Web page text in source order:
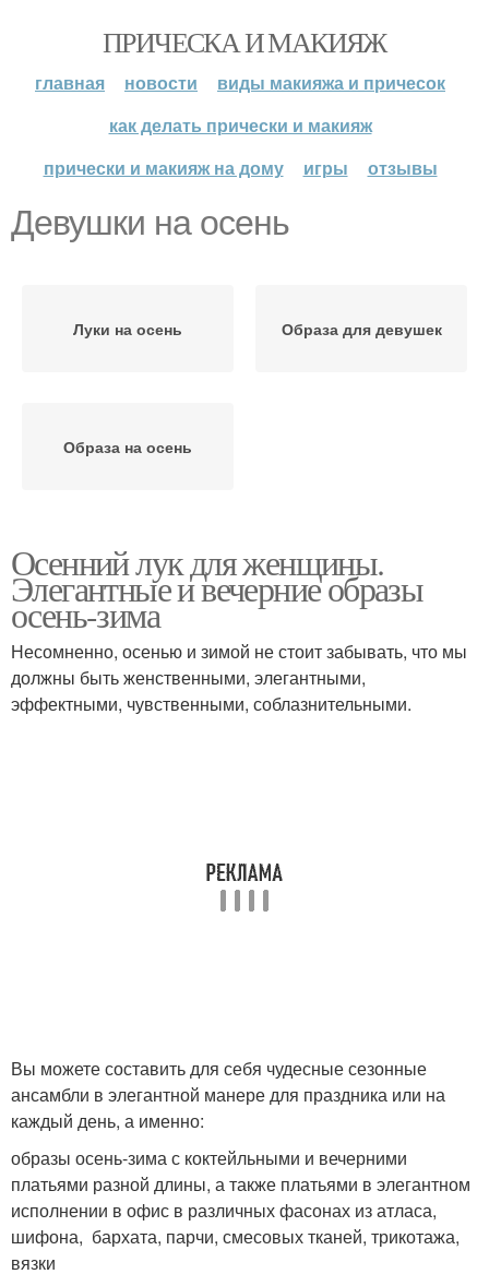
ПРИЧЕСКА И МАКИЯЖ
главная новости
виды макияжа и причесок
как делать прически и макияж
прически и макияж на дому
игры отзывы
Девушки на осень
Луки на осень Образа для девушек
Образа на осень
Осенний лук для женщины.
Элегантные и вечерние образы
осень-зима
Несомненно, осенью и зимой не стоит забывать, что мы
должны быть женственными, элегантными,
эффектными, чувственными, соблазнительными.
Вы можете составить для себя чудесные сезонные
ансамбли в элегантной манере для праздника или на
каждый день, а именно:
образы осень-зима с коктейльными и вечерними
платьями разной длины, а также платьями в элегантном
исполнении в офис в различных фасонах из атласа,
шифона, бархата, парчи, смесовых тканей, трикотажа,
вязки